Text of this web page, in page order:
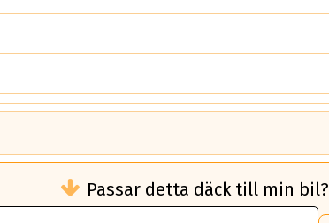
än ett klass G däck.
Passar detta däck till min bil?